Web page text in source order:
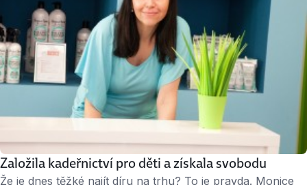
Založila kadeřnictví pro děti a získala svobodu
Že je dnes těžké najít díru na trhu? To je pravda. Monice